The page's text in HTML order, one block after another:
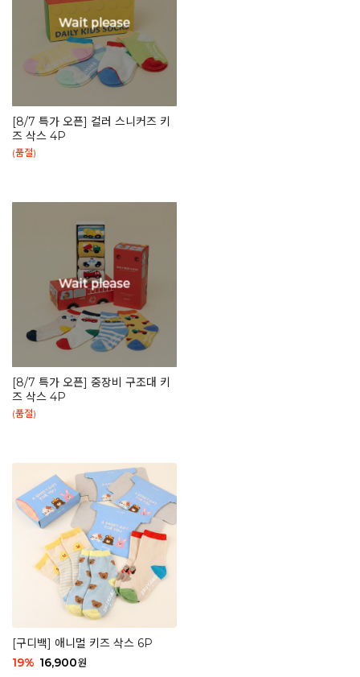
[8/7 특가 오픈] 컬러 스니커즈 키
즈 삭스 4P
(품절)
[8/7 특가 오픈] 중장비 구조대 키
즈 삭스 4P
(품절)
[구디백] 애니멀 키즈 삭스 6P
19% 16,900원